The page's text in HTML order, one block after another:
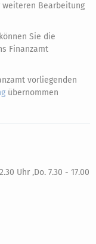
weiteren Bearbeitung
Sie die
Finanzamt
vorliegenden
übernommen
Uhr ,Do. 7.30 - 17.00